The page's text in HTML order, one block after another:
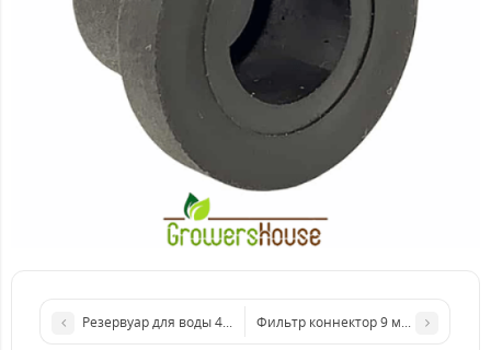
Резервуар для воды 47л AutoPotФильтр коннектор 9 мм AutoPot